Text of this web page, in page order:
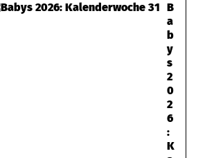
B
a
b
y
s
2
0
2
6
:
K